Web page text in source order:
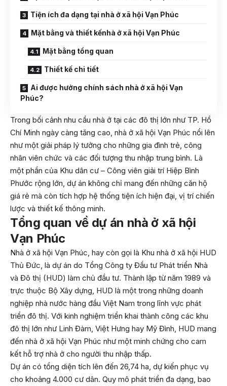
Tiện ích đa dạng tại nhà ở xã hội Vạn Phúc
Mặt bằng và thiết kếnhà ở xã hội Vạn Phúc
Mặt bằng tổng quan
Thiết kế chi tiết
Ai được hưởng chính sách nhà ở xã hội Vạn
Phúc?
Trong bối cảnh nhu cầu nhà ở tại các đô thị lớn như TP. Hồ
Chí Minh ngày càng tăng cao, nhà ở xã hội Vạn Phúc nổi lên
như một giải pháp lý tưởng cho những gia đình trẻ, công
nhân viên chức và các đối tượng thu nhập trung bình. Là
một phần của Khu dân cư – Công viên giải trí Hiệp Bình
Phước rộng lớn, dự án không chỉ mang đến những căn hộ
giá rẻ mà còn tích hợp hệ thống tiện ích hiện đại, vị trí chiến
lược và thiết kế thông minh.
Tổng quan về dự án nhà ở xã hội
Vạn Phúc
Nhà ở xã hội Vạn Phúc, hay còn gọi là Khu nhà ở xã hội HUD
Thủ Đức, là dự án do Tổng Công ty Đầu tư Phát triển Nhà
và Đô thị (HUD) làm chủ đầu tư. Thành lập từ năm 1989 và
trực thuộc Bộ Xây dựng, HUD là một trong những doanh
nghiệp nhà nước hàng đầu Việt Nam trong lĩnh vực phát
triển đô thị. Với kinh nghiệm triển khai thành công các khu
đô thị lớn như Linh Đàm, Việt Hưng hay Mỹ Đình, HUD mang
đến nhà ở xã hội Vạn Phúc như một minh chứng cho cam
kết hỗ trợ nhà ở cho người thu nhập thấp.
Dự án có tổng diện tích lên đến 26,74 ha, dự kiến phục vụ
cho khoảng 4.000 cư dân. Quy mô phát triển đa dạng, bao